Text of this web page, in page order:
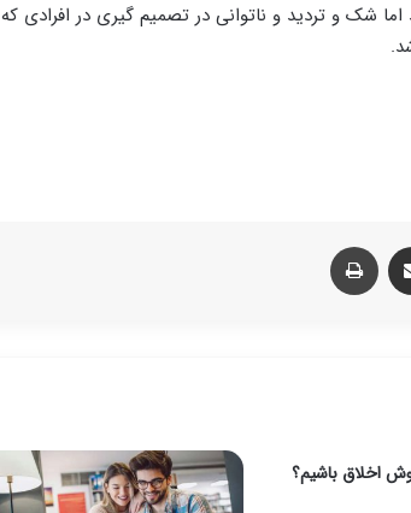
شک و تردید و ناتوانی در تصمیم گیری در افرادی که
اشتراک گذاری از طریق ایمیل
اخلاق باشیم؟